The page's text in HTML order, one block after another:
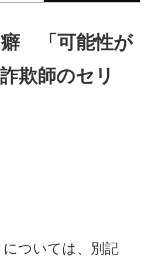
癖 「可能性が
欺師のセリ
ついては、別記